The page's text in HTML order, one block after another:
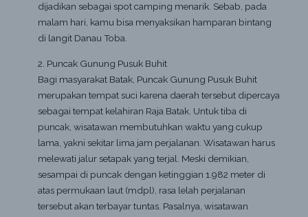
dijadikan sebagai spot camping menarik. Sebab, pada
malam hari, kamu bisa menyaksikan hamparan bintang
di langit Danau Toba.
2. Puncak Gunung Pusuk Buhit
Bagi masyarakat Batak, Puncak Gunung Pusuk Buhit
merupakan tempat suci karena daerah tersebut dipercaya
sebagai tempat kelahiran Raja Batak. Untuk tiba di
puncak, wisatawan membutuhkan waktu yang cukup
lama, yakni sekitar lima jam perjalanan. Wisatawan harus
melewati jalur setapak yang terjal. Meski demikian,
sesampai di puncak dengan ketinggian 1.982 meter di
atas permukaan laut (mdpl), rasa lelah perjalanan
tersebut akan terbayar tuntas. Pasalnya, wisatawan